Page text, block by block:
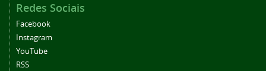
Redes Sociais
Facebook
Instagram
YouTube
RSS